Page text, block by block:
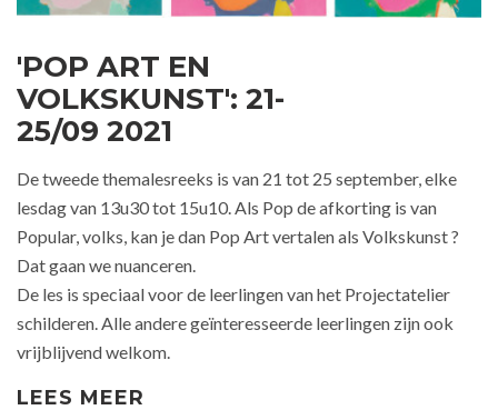
'POP ART EN
VOLKSKUNST': 21-
25/09 2021
De tweede themalesreeks is van 21 tot 25 september, elke
lesdag van 13u30 tot 15u10. Als Pop de afkorting is van
Popular, volks, kan je dan Pop Art vertalen als Volkskunst ?
Dat gaan we nuanceren.
De les is speciaal voor de leerlingen van het Projectatelier
schilderen. Alle andere geïnteresseerde leerlingen zijn ook
vrijblijvend welkom.
LEES MEER